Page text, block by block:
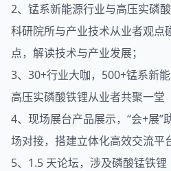
2、锰系新能源行业与高压实磷
科研院所与产业技术从业者观点
点，解读技术与产业发展；
3、30+行业大咖，500+锰系新
高压实磷酸铁锂从业者共聚一堂
4、现场展台产品展示，“会+展”
场对接，搭建立体化高效交流平
5、1.5 天论坛，涉及磷酸锰铁